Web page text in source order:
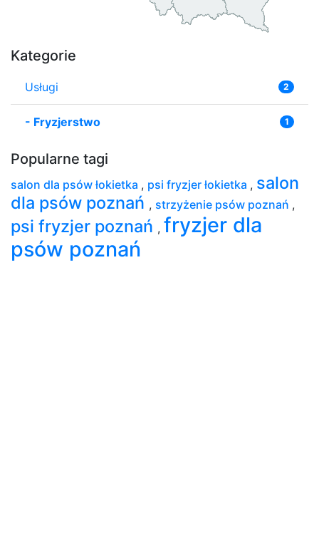
Kategorie
Usługi 2
- Fryzjerstwo 1
Popularne tagi
salon dla psów łokietka , psi fryzjer łokietka , salon
dla psów poznań , strzyżenie psów poznań ,
psi fryzjer poznań , fryzjer dla
psów poznań